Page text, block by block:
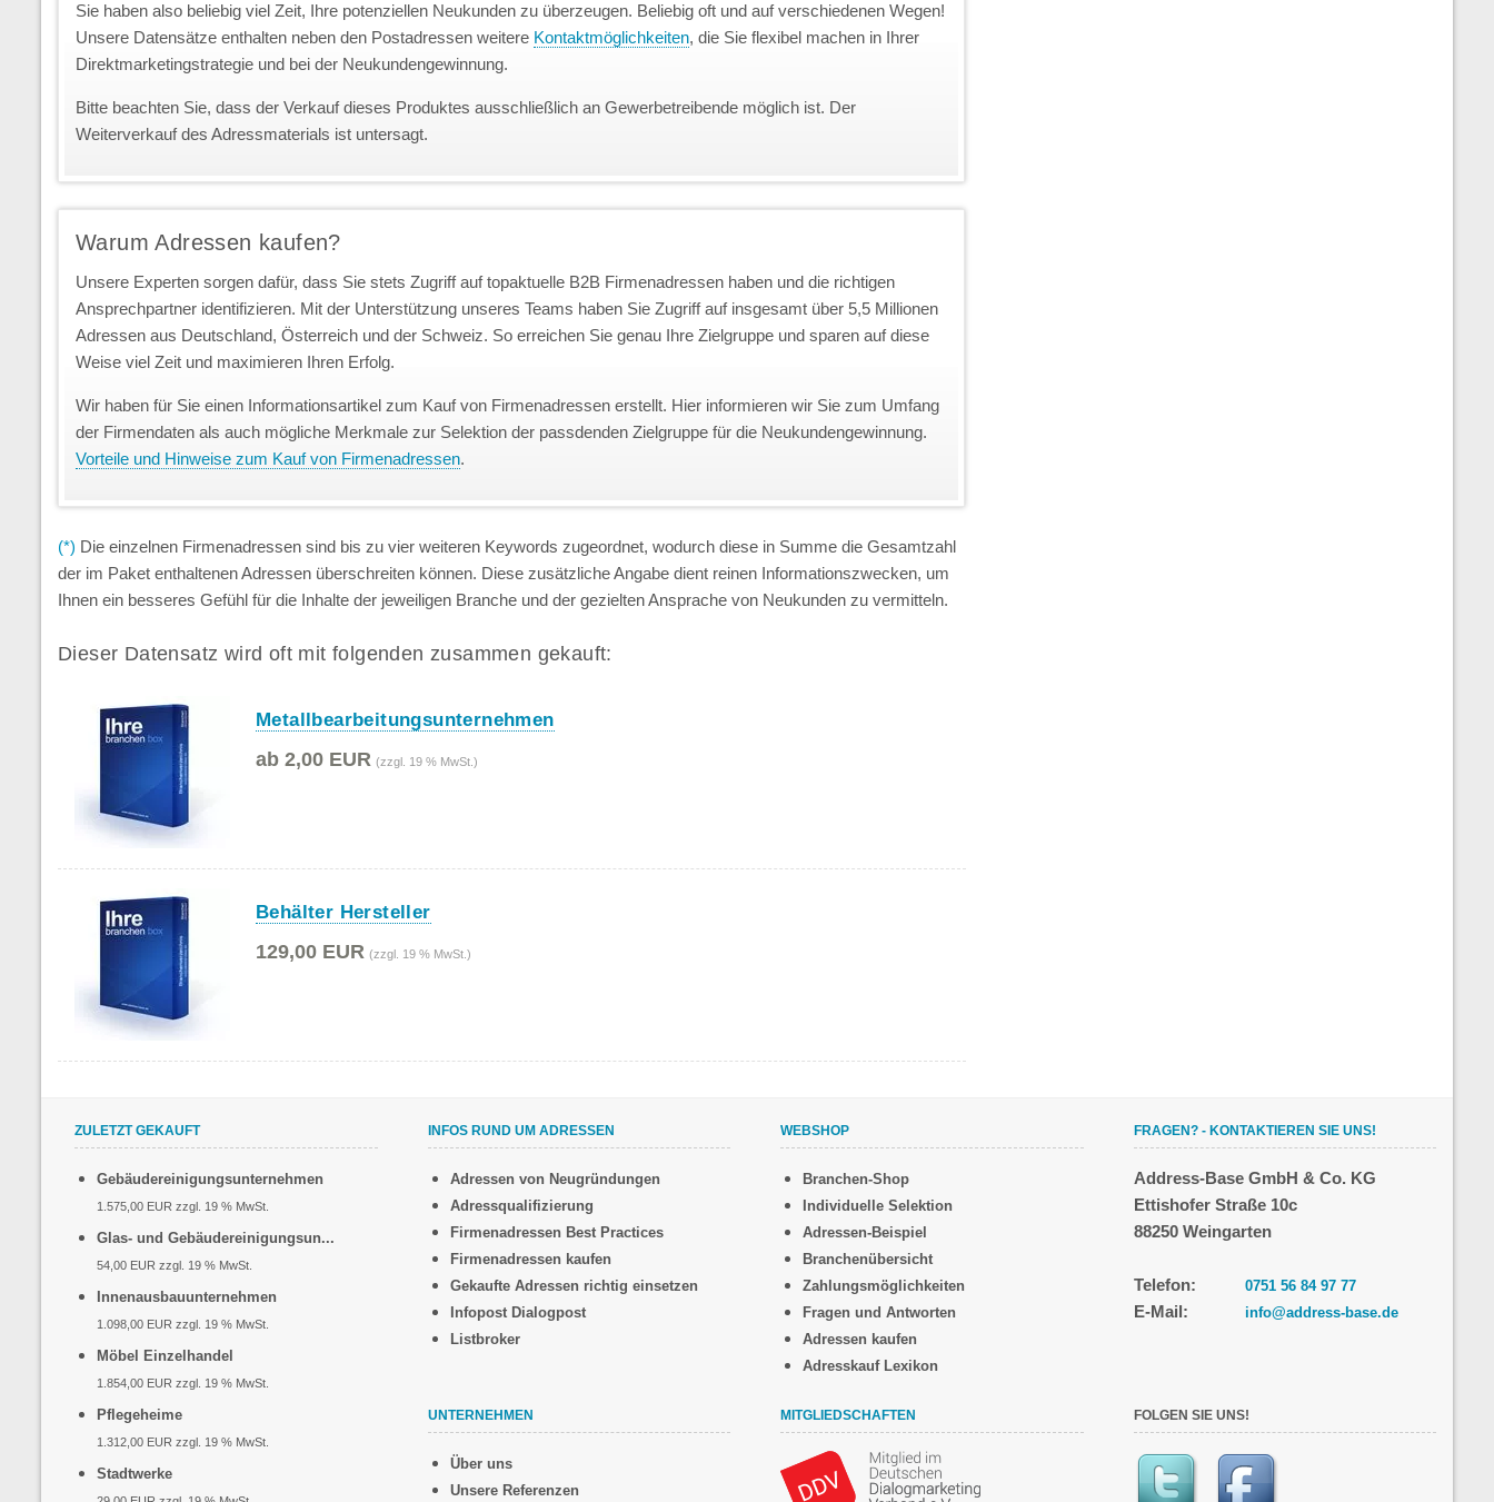
Sie haben also beliebig viel Zeit, Ihre potenziellen Neukunden zu überzeugen. Beliebig oft und auf verschiedenen Wegen!
Unsere Datensätze enthalten neben den Postadressen weitere Kontaktmöglichkeiten, die Sie flexibel machen in Ihrer
Direktmarketingstrategie und bei der Neukundengewinnung.
Bitte beachten Sie, dass der Verkauf dieses Produktes ausschließlich an Gewerbetreibende möglich ist. Der
Weiterverkauf des Adressmaterials ist untersagt.
Warum Adressen kaufen?
Unsere Experten sorgen dafür, dass Sie stets Zugriff auf topaktuelle B2B Firmenadressen haben und die richtigen
Ansprechpartner identifizieren. Mit der Unterstützung unseres Teams haben Sie Zugriff auf insgesamt über 5,5 Millionen
Adressen aus Deutschland, Österreich und der Schweiz. So erreichen Sie genau Ihre Zielgruppe und sparen auf diese
Weise viel Zeit und maximieren Ihren Erfolg.
Wir haben für Sie einen Informationsartikel zum Kauf von Firmenadressen erstellt. Hier informieren wir Sie zum Umfang
der Firmendaten als auch mögliche Merkmale zur Selektion der passdenden Zielgruppe für die Neukundengewinnung.
Vorteile und Hinweise zum Kauf von Firmenadressen.
(*) Die einzelnen Firmenadressen sind bis zu vier weiteren Keywords zugeordnet, wodurch diese in Summe die Gesamtzahl
der im Paket enthaltenen Adressen überschreiten können. Diese zusätzliche Angabe dient reinen Informationszwecken, um
Ihnen ein besseres Gefühl für die Inhalte der jeweiligen Branche und der gezielten Ansprache von Neukunden zu vermitteln.
Dieser Datensatz wird oft mit folgenden zusammen gekauft:
Metallbearbeitungsunternehmen
ab 2,00 EUR (zzgl. 19 % MwSt.)
Behälter Hersteller
129,00 EUR (zzgl. 19 % MwSt.)
ZULETZT GEKAUFT
Gebäudereinigungsunternehmen
1.575,00 EUR zzgl. 19 % MwSt.
Glas- und Gebäudereinigungsun...
54,00 EUR zzgl. 19 % MwSt.
Innenausbauunternehmen
1.098,00 EUR zzgl. 19 % MwSt.
Möbel Einzelhandel
1.854,00 EUR zzgl. 19 % MwSt.
Pflegeheime
1.312,00 EUR zzgl. 19 % MwSt.
Stadtwerke
INFOS RUND UM ADRESSEN
Adressen von Neugründungen
Adressqualifizierung
Firmenadressen Best Practices
Firmenadressen kaufen
Gekaufte Adressen richtig einsetzen
Infopost Dialogpost
Listbroker
WEBSHOP
Branchen-Shop
Individuelle Selektion
Adressen-Beispiel
Branchenübersicht
Zahlungsmöglichkeiten
Fragen und Antworten
Adressen kaufen
Adresskauf Lexikon
UNTERNEHMEN
Über uns
Unsere Referenzen
MITGLIEDSCHAFTEN
FRAGEN? - KONTAKTIEREN SIE UNS!
Address-Base GmbH & Co. KG
Ettishofer Straße 10c
88250 Weingarten
Telefon: 0751 56 84 97 77
E-Mail: info@address-base.de
FOLGEN SIE UNS!